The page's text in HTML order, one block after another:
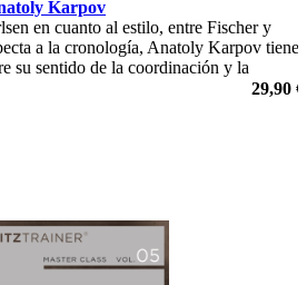
Karpov
en cuanto al estilo, entre Fischer y
a la cronología, Anatoly Karpov tiene
su sentido de la coordinación y la
29,90 €